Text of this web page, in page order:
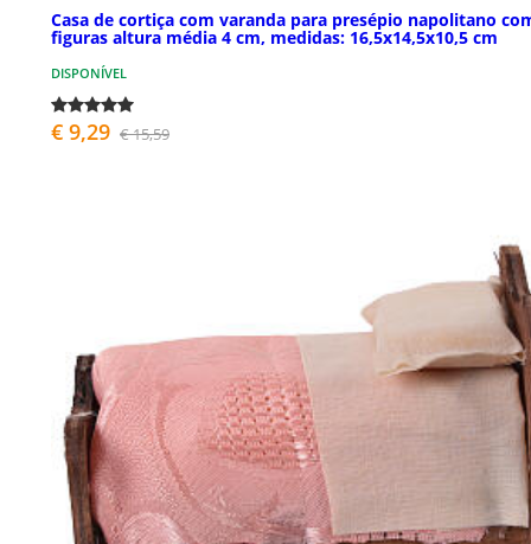
Casa de cortiça com varanda para presépio napolitano
figuras altura média 4 cm, medidas: 16,5x14,5x10,5 cm
DISPONÍVEL
€ 9,29 € 15,59